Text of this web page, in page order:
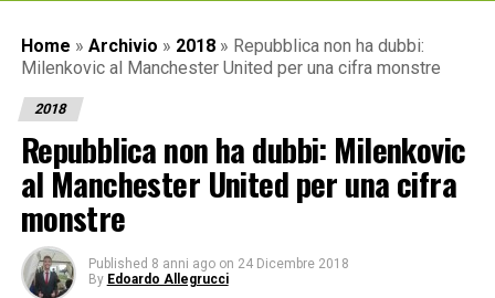
Home » Archivio » 2018 » Repubblica non ha dubbi:
Milenkovic al Manchester United per una cifra monstre
2018
Repubblica non ha dubbi: Milenkovic
al Manchester United per una cifra
monstre
Published 8 anni ago on 24 Dicembre 2018
By Edoardo Allegrucci